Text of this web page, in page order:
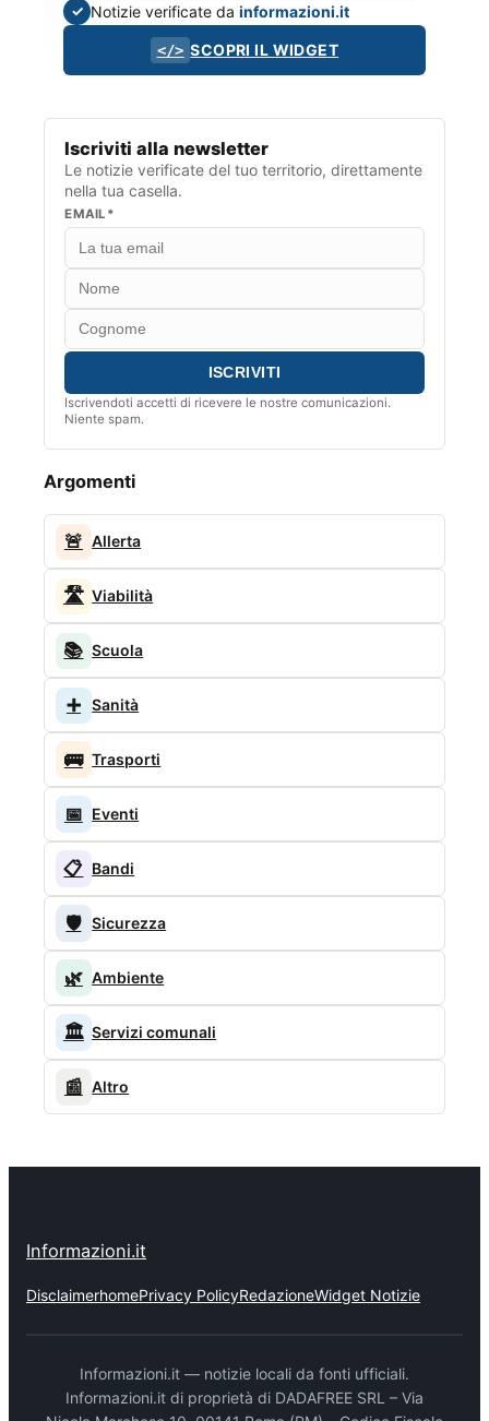
✓ Notizie verificate dainformazioni.it
</> SCOPRI IL WIDGET
Iscriviti alla newsletter
Le notizie verificate del tuo territorio, direttamente
nella tua casella.
EMAIL*
Iscrivendoti accetti di ricevere le nostre comunicazioni.
Niente spam.
Argomenti
🚨 Allerta
🛣️ Viabilità
📚 Scuola
➕ Sanità
🚌 Trasporti
📅 Eventi
📋 Bandi
🛡️ Sicurezza
🌿 Ambiente
🏛️ Servizi comunali
📰 Altro
Informazioni.it
DisclaimerhomePrivacy PolicyRedazioneWidget Notizie
Informazioni.it — notizie locali da fonti ufficiali.
Informazioni.it di proprietà di DADAFREE SRL – Via